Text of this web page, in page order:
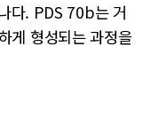
다. PDS 70b는 거
게 형성되는 과정을